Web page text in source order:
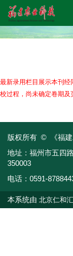
最新录用栏目展示本刊
校过程，尚未确定卷期及
版权所有 © 《福建
地址：福州市五四
350003
电话：0591-
本系统由 北京仁和